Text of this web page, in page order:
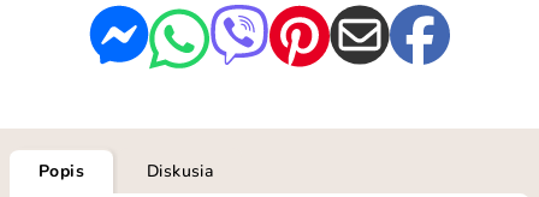
Popis Diskusia